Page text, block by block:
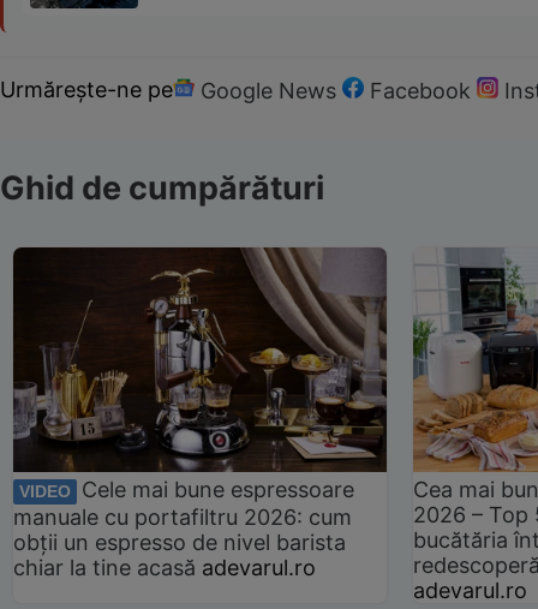
Urmărește-ne pe Google News Facebook
Ghid de cumpărături
VIDEO
Cele mai bune espressoare
manuale cu portafiltru 2026: cum
obții un espresso de nivel barista
chiar la tine acasă adevarul.ro
Cea mai
2026 –
bucătăria
adevarul.ro